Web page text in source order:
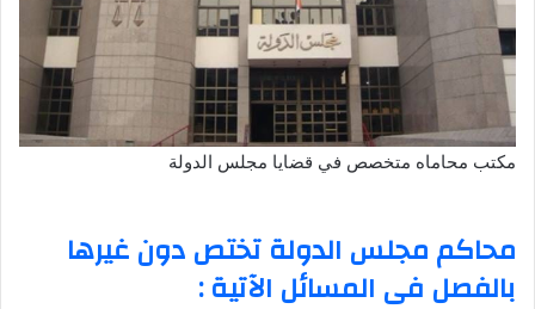
مكتب محاماه متخصص في قضايا مجلس الدولة
محاكم مجلس الدولة تختص دون غيرها
بالفصل فى المسائل الآتية :